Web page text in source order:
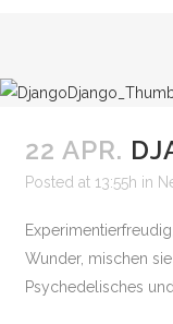
22 APR.
Posted at 13:55h in
Wunder, mischen
Psychedelisches